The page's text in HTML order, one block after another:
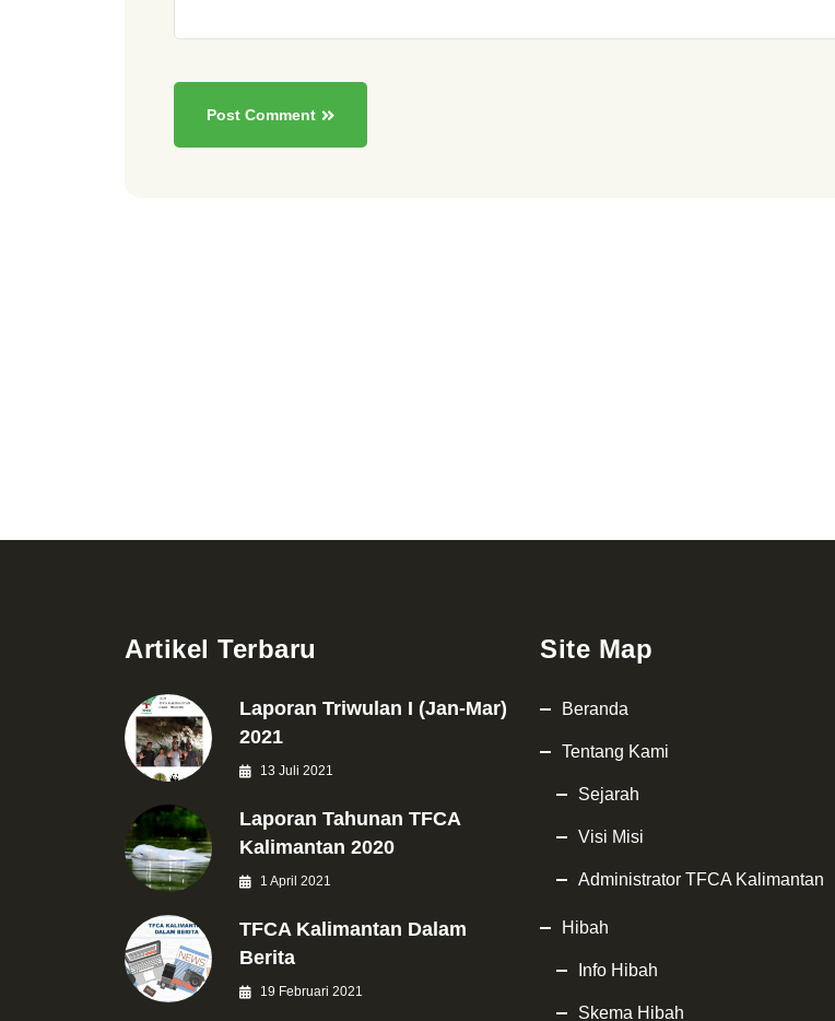
Post Comment
Artikel Terbaru
Laporan Triwulan I (Jan-Mar)
2021
13 Juli 2021
Laporan Tahunan TFCA
Kalimantan 2020
1 April 2021
TFCA Kalimantan Dalam
Berita
19 Februari 2021
Site Map
Beranda
Tentang Kami
Sejarah
Visi Misi
Administrator TFCA Kalimantan
Hibah
Info Hibah
Skema Hibah